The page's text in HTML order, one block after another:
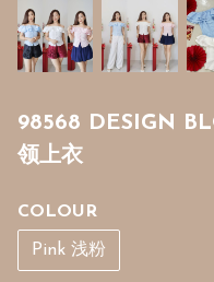
98568 DESIGN
领上衣
COLOUR
Pink 浅粉